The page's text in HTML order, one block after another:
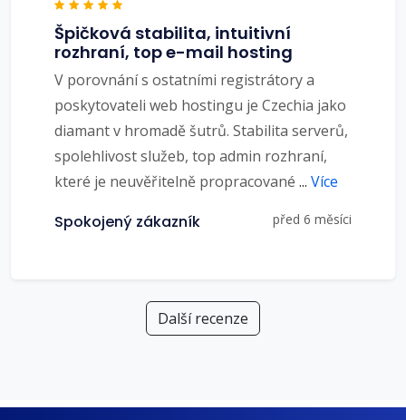
Špičková stabilita, intuitivní
rozhraní, top e-mail hosting
V porovnání s ostatními registrátory a
poskytovateli web hostingu je Czechia jako
diamant v hromadě šutrů. Stabilita serverů,
spolehlivost služeb, top admin rozhraní,
které je neuvěřitelně propracované ... Více
Spokojený zákazník před 6 měsíci
Další recenze